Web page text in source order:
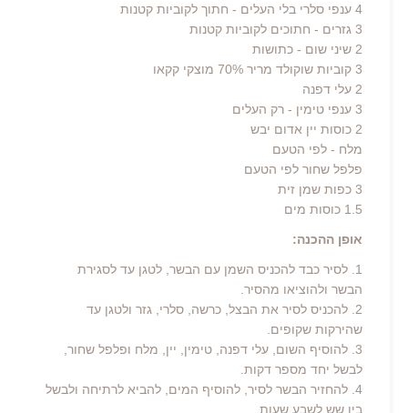
4 ענפי סלרי בלי העלים - חתוך לקוביות קטנות
3 גזרים - חתוכים לקוביות קטנות
2 שיני שום - כתושות
3 קוביות שוקולד מריר 70% מוצקי קקאו
2 עלי דפנה
3 ענפי טימין - רק העלים
2 כוסות יין אדום יבש
מלח - לפי הטעם
פלפל שחור לפי הטעם
3 כפות שמן זית
1.5 כוסות מים
אופן ההכנה:
1. לסיר כבד להכניס השמן עם הבשר, לטגן עד לסגירת
הבשר ולהוציאו מהסיר.
2. להכניס לסיר את הבצל, כרשה, סלרי, גזר ולטגן עד
שהירקות שקופים.
3. להוסיף השום, עלי דפנה, טימין, יין, מלח ופלפל שחור,
לבשל יחד מספר דקות.
4. להחזיר הבשר לסיר, להוסיף המים, להביא לרתיחה ולבשל
בין שש לשבע שעות.